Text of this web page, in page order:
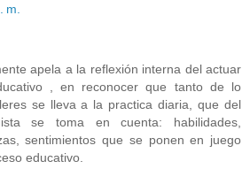
m.
apela a la reflexión interna del actuar
, en reconocer que tanto de lo
se lleva a la practica diaria, que del
se toma en cuenta: habilidades,
sentimientos que se ponen en juego
educativo.